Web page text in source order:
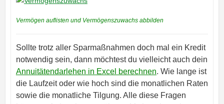
Vermögen auflisten und Vermögenszuwachs abbilden
Sollte trotz aller Sparmaßnahmen doch mal ein Kredit
notwendig sein, dann möchtest du vielleicht auch dein
Annuitätendarlehen in Excel berechnen. Wie lange ist
die Laufzeit oder wie hoch sind die monatlichen Raten
sowie die monatliche Tilgung. Alle diese Fragen